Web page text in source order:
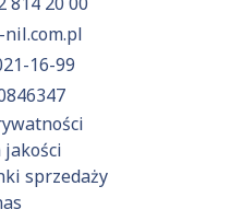
16-99
sprzedaży